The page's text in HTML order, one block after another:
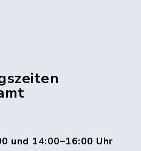
und 14:00–16:00 Uhr